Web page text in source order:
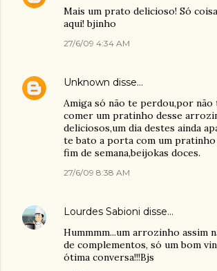
Mais um prato delicioso! Só
aqui! bjinho
27/6/09 4:34 AM
Unknown disse…
Amiga só não te perdou,por
comer um pratinho desse
deliciosos,um dia destes ainda
te bato a porta com um pratinho
fim de semana,beijokas doces.
27/6/09 8:38 AM
Lourdes Sabioni disse…
Hummmm...um arrozinho assim
de complementos, só um bom
ótima conversa!!!Bjs